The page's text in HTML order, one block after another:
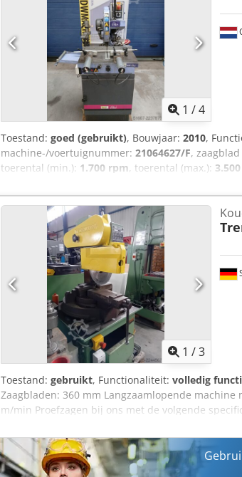
1 /4
Toestand: goed (gebruikt), Bouwjaar: 2010,
machine-/voertuignummer: 21064627/F,
toerental (min.): 1.700 rpm, toerental (max.):
1 /3
Toestand: gebruikt, Functionaliteit: volledig
Zaagbladen: 360 mm Langzaamlopende
m/min Proefzagen bij ons met de volgende
graden met 360 mm blad: Rond profiel: 110 mm
Gewicht ca. 560 kg